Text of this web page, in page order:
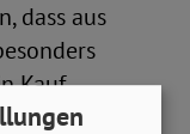
dass aus
Kauf